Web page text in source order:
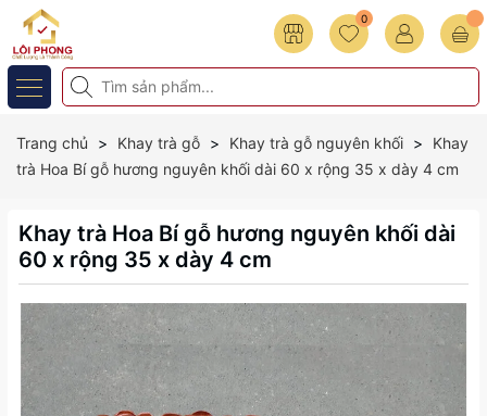
0
Trang chủ Khay trà gỗ Khay trà gỗ nguyên khối
Khay
trà Hoa Bí gỗ hương nguyên khối dài 60 x rộng 35 x dày 4 cm
Khay trà Hoa Bí gỗ hương nguyên khối dài
60 x rộng 35 x dày 4 cm